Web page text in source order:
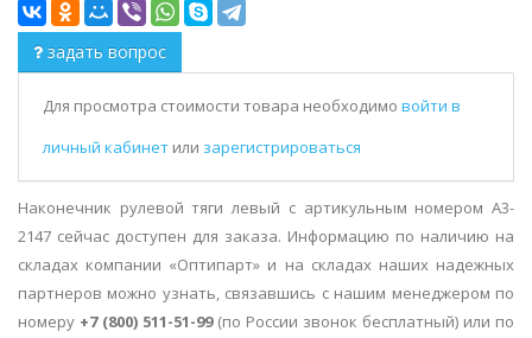
задать вопрос
Для просмотра стоимости товара необходимо войти в
личный кабинет или зарегистрироваться
Наконечник рулевой тяги левый с артикульным номером A3-
2147 сейчас доступен для заказа. Информацию по наличию на
складах компании «Оптипарт» и на складах наших надежных
партнеров можно узнать, связавшись с нашим менеджером по
номеру +7 (800) 511-51-99(по России звонок бесплатный) или по